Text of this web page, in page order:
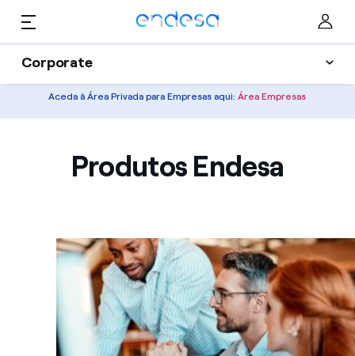
Corporate
Soluções
Informação útil
Particulares
Aceda à Área Privada para Empresas aqui:Área Empresas
Produtos Endesa